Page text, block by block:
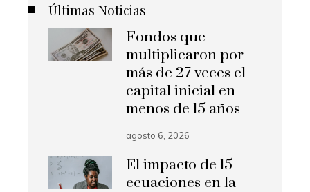
Últimas Noticias
Fondos que
multiplicaron por
más de 27 veces el
capital inicial en
menos de 15 años
agosto 6, 2026
El impacto de 15
ecuaciones en la